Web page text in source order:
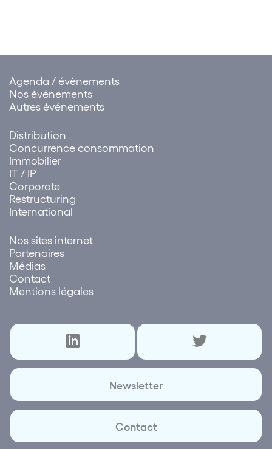
Agenda / évènements
Nos événements
Autres événements
Distribution
Concurrence consommation
Immobilier
IT / IP
Corporate
Restructuring
International
Nos sites internet
Partenaires
Médias
Contact
Mentions légales
Newsletter
Contact